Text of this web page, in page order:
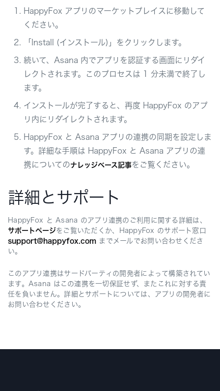
HappyFox アプリのマーケットプレイスに移動して
ください。
「Install (インストール)」をクリックします。
続いて、Asana 内でアプリを認証する画面にリダイ
レクトされます。このプロセスは 1 分未満で終了し
ます。
インストールが完了すると、再度 HappyFox のアプ
リ内にリダイレクトされます。
HappyFox と Asana アプリの連携の同期を設定しま
す。詳細な手順は HappyFox と Asana アプリの連
携についてのナレッジベース記事をご覧ください。
詳細とサポート
HappyFox と Asana のアプリ連携のご利用に関する詳細は、
サポートページをご覧いただくか、HappyFox のサポート窓口
support@happyfox.com までメールでお問い合わせくださ
い。
このアプリ連携はサードパーティの開発者によって構築されてい
ます。Asana はこの連携を一切保証せず、またこれに対する責
任を負いません。詳細とサポートについては、アプリの開発者に
お問い合わせください。